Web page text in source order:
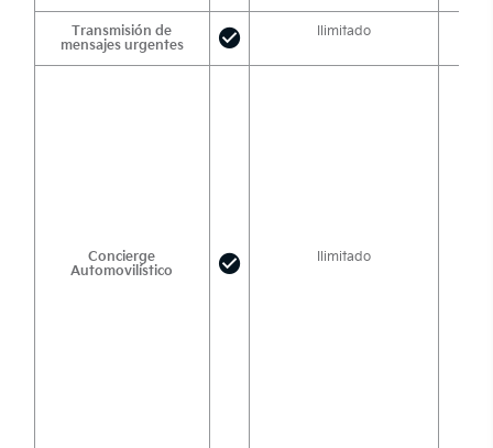
Transmisión de
mensajes urgentes
Ilimitado
Concierge
Automovilístico
Ilimitado